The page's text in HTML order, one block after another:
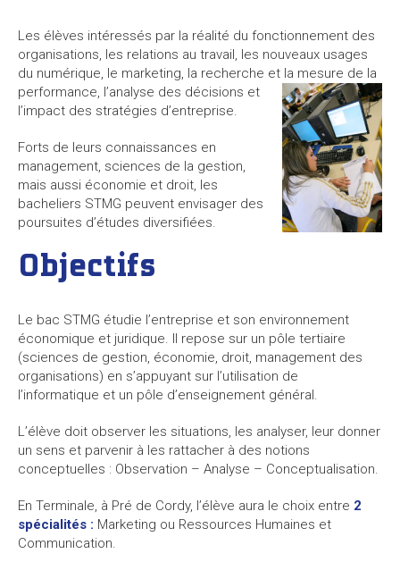
Les élèves intéressés par la réalité du fonctionnement des
organisations, les relations au travail, les nouveaux usages
du numérique, le marketing, la recherche et la mesure de la
performance, l’analyse des décisions et
l’impact des stratégies d’entreprise.
Forts de leurs connaissances en
management, sciences de la gestion,
mais aussi économie et droit, les
bacheliers STMG peuvent envisager des
poursuites d’études diversifiées.
Objectifs
Le bac STMG étudie l’entreprise et son environnement
économique et juridique. Il repose sur un pôle tertiaire
(sciences de gestion, économie, droit, management des
organisations) en s’appuyant sur l’utilisation de
l’informatique et un pôle d’enseignement général.
L’élève doit observer les situations, les analyser, leur donner
un sens et parvenir à les rattacher à des notions
conceptuelles : Observation – Analyse – Conceptualisation.
En Terminale, à Pré de Cordy, l’élève aura le choix entre 2
spécialités : Marketing ou Ressources Humaines et
Communication.